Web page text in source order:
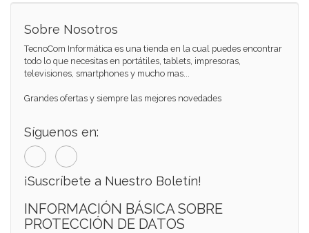
Sobre Nosotros
TecnoCom Informática es una tienda en la cual puedes encontrar
todo lo que necesitas en portátiles, tablets, impresoras,
televisiones, smartphones y mucho mas...
Grandes ofertas y siempre las mejores novedades
Síguenos en:
¡Suscríbete a Nuestro Boletín!
INFORMACIÓN BÁSICA SOBRE
PROTECCIÓN DE DATOS